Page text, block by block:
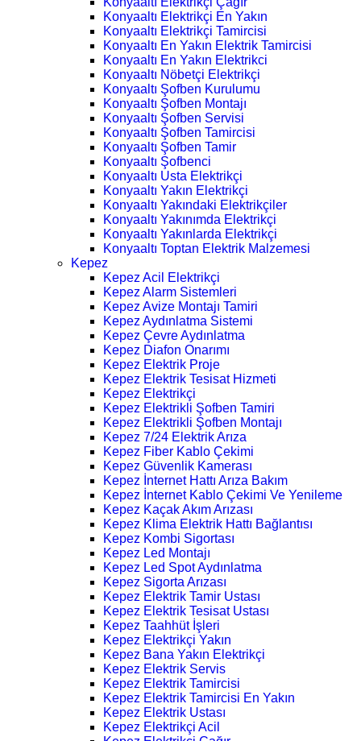
Konyaaltı Elektrikçi En Yakın
Konyaaltı Elektrikçi Tamircisi
Konyaaltı En Yakın Elektrik Tamircisi
Konyaaltı En Yakın Elektrikci
Konyaaltı Nöbetçi Elektrikçi
Konyaaltı Şofben Kurulumu
Konyaaltı Şofben Montajı
Konyaaltı Şofben Servisi
Konyaaltı Şofben Tamircisi
Konyaaltı Şofben Tamir
Konyaaltı Şofbenci
Konyaaltı Usta Elektrikçi
Konyaaltı Yakın Elektrikçi
Konyaaltı Yakındaki Elektrikçiler
Konyaaltı Yakınımda Elektrikçi
Konyaaltı Yakınlarda Elektrikçi
Konyaaltı Toptan Elektrik Malzemesi
Kepez
Kepez Acil Elektrikçi
Kepez Alarm Sistemleri
Kepez Avize Montajı Tamiri
Kepez Aydınlatma Sistemi
Kepez Çevre Aydınlatma
Kepez Diafon Onarımı
Kepez Elektrik Proje
Kepez Elektrik Tesisat Hizmeti
Kepez Elektrikçi
Kepez Elektrikli Şofben Tamiri
Kepez Elektrikli Şofben Montajı
Kepez 7/24 Elektrik Arıza
Kepez Fiber Kablo Çekimi
Kepez Güvenlik Kamerası
Kepez İnternet Hattı Arıza Bakım
Kepez İnternet Kablo Çekimi Ve Yenileme
Kepez Kaçak Akım Arızası
Kepez Klima Elektrik Hattı Bağlantısı
Kepez Kombi Sigortası
Kepez Led Montajı
Kepez Led Spot Aydınlatma
Kepez Sigorta Arızası
Kepez Elektrik Tamir Ustası
Kepez Elektrik Tesisat Ustası
Kepez Taahhüt İşleri
Kepez Elektrikçi Yakın
Kepez Bana Yakın Elektrikçi
Kepez Elektrik Servis
Kepez Elektrik Tamircisi
Kepez Elektrik Tamircisi En Yakın
Kepez Elektrik Ustası
Kepez Elektrikçi Acil